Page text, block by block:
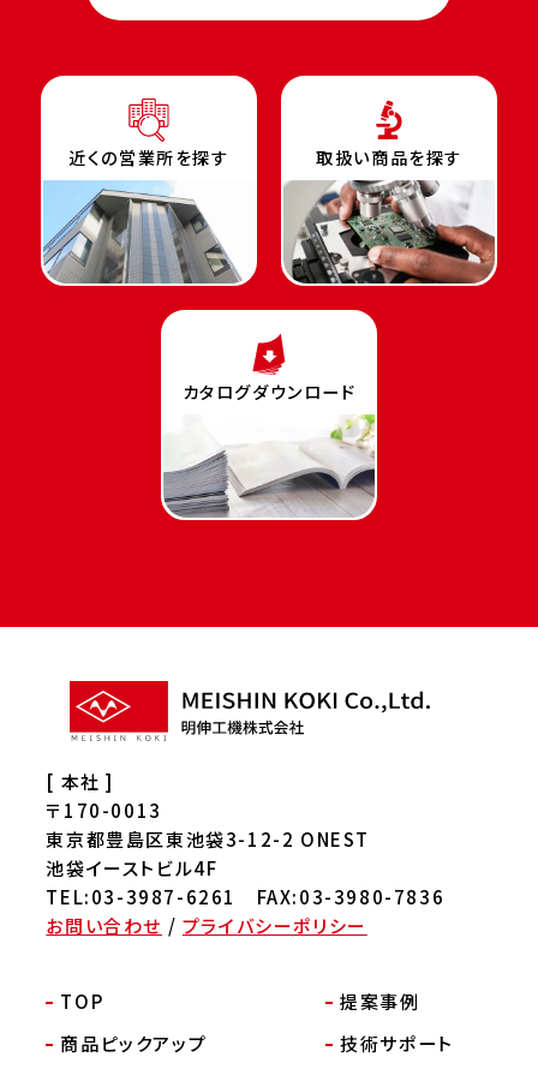
近くの営業所を探す 取扱い商品を探す
カタログダウンロード
[ 本社 ]
〒170-0013
東京都豊島区東池袋3-12-2 ONEST
池袋イーストビル4F
TEL:03-3987-6261 FAX:03-3980-7836
お問い合わせ / プライバシーポリシー
TOP
提案事例
商品ピックアップ
技術サポート